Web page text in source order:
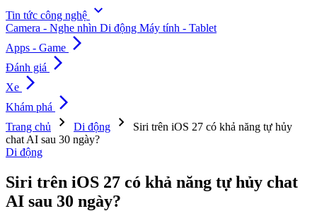
Tin tức công nghệ expand_more
Camera - Nghe nhìn Di động Máy tính - Tablet
Apps - Game arrow_forward_ios
Đánh giá arrow_forward_ios
Xe arrow_forward_ios
Khám phá arrow_forward_ios
Trang chủ chevron_right Di động chevron_right
Siri trên iOS 27 có khả năng tự hủy
chat AI sau 30 ngày?
Di động
Siri trên iOS 27 có khả năng tự hủy chat
AI sau 30 ngày?